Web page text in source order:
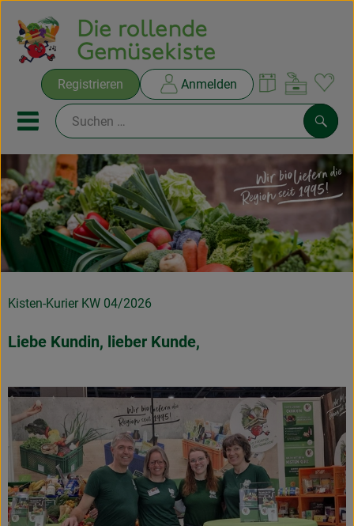
Registrieren Anmelden
Mobiles Menu öffnen oder
Ökokisten
Rezepte
THEMENWELTEN
NEUES & ANGEBOTE
Ökokisten
Frisches
Naturkost
Getränke
Drogerie & Diverses
Kisten-Kurier KW 04/2026
Liebe Kundin, lieber Kunde,